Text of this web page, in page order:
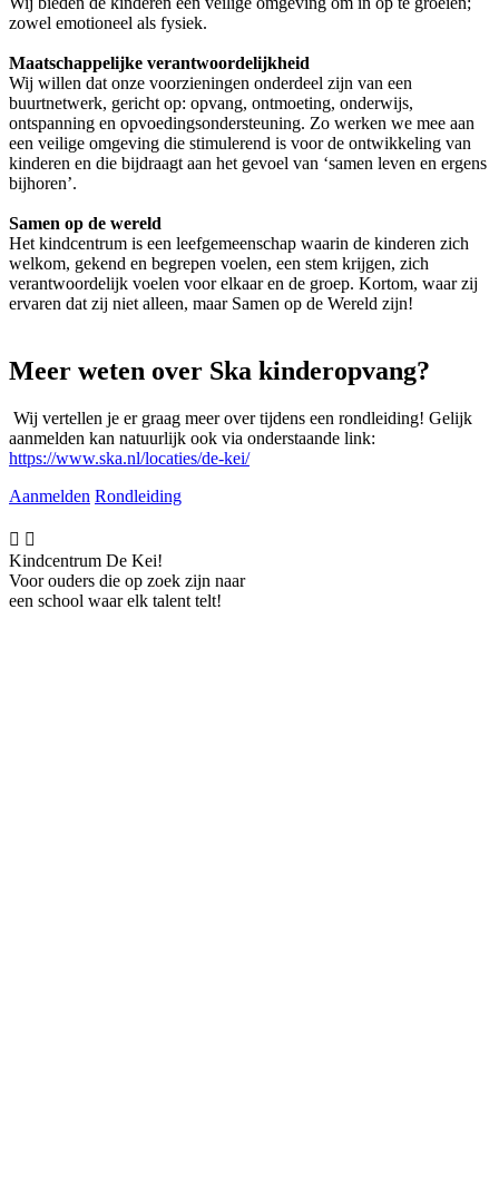
zowel emotioneel als fysiek.
Maatschappelijke verantwoordelijkheid
Wij willen dat onze voorzieningen onderdeel zijn van een
buurtnetwerk, gericht op: opvang, ontmoeting, onderwijs,
ontspanning en opvoedingsondersteuning. Zo werken we mee aan
een veilige omgeving die stimulerend is voor de ontwikkeling van
kinderen en die bijdraagt aan het gevoel van ‘samen leven en ergens
bijhoren’.
Samen op de wereld
Het kindcentrum is een leefgemeenschap waarin de kinderen zich
welkom, gekend en begrepen voelen, een stem krijgen, zich
verantwoordelijk voelen voor elkaar en de groep. Kortom, waar zij
ervaren dat zij niet alleen, maar Samen op de Wereld zijn!
Meer weten over Ska kinderopvang?
Wij vertellen je er graag meer over tijdens een rondleiding! Gelijk
aanmelden kan natuurlijk ook via onderstaande link:
https://www.ska.nl/locaties/de-kei/
Aanmelden Rondleiding
 
Kindcentrum De Kei!
Voor ouders die op zoek zijn naar
een school waar elk talent telt!